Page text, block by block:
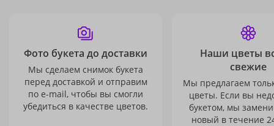
Фото букета до доставки
Мы сделаем снимок букета
перед доставкой и отправим
по e-mail, чтобы вы смогли
убедиться в качестве цветов.
Наши цветы
свежие
Мы предлагаем
цветы. Если вы
букетом, мы
новый в течение